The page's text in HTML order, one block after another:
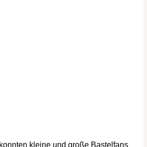
kleine und große Bastelfans